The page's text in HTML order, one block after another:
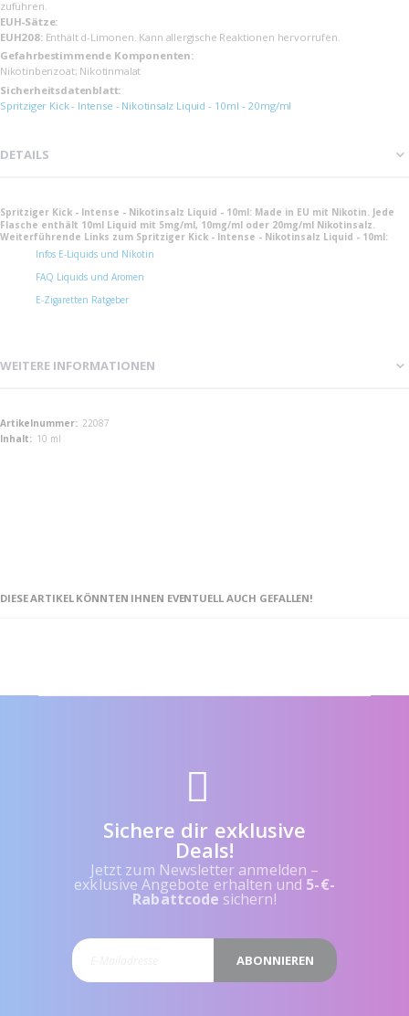
zuführen.
EUH-Sätze:
EUH208:Enthält d-Limonen. Kann allergische Reaktionen hervorrufen.
Gefahrbestimmende Komponenten:
Nikotinbenzoat; Nikotinmalat
Sicherheits­datenblatt:
Spritziger Kick - Intense - Nikotinsalz Liquid - 10ml - 20mg/ml
DETAILS
Spritziger Kick - Intense - Nikotinsalz Liquid - 10ml: Made in EU mit Nikotin. Jede
Flasche enthält 10ml Liquid mit 5mg/ml, 10mg/ml oder 20mg/ml Nikotinsalz.
Weiterführende Links zum Spritziger Kick - Intense - Nikotinsalz Liquid - 10ml:
Infos E-Liquids und Nikotin
FAQ Liquids und Aromen
E-Zigaretten Ratgeber
WEITERE INFORMATIONEN
Weitere
Informationen
22087
10 ml
DIESE ARTIKEL KÖNNTEN IHNEN EVENTUELL AUCH GEFALLEN!
Sichere dir exklusive
Deals!
Jetzt zum Newsletter anmelden –
exklusive Angebote erhalten und 5-€-
Rabattcode sichern!
ABONNIEREN